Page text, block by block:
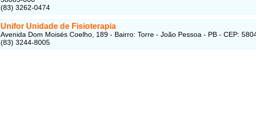
(83) 3262-0474
Unifor Unidade de Fisioterapia
Avenida Dom Moisés Coelho, 189 - Bairro: Torre - João Pessoa - PB - CEP:
(83) 3244-8005